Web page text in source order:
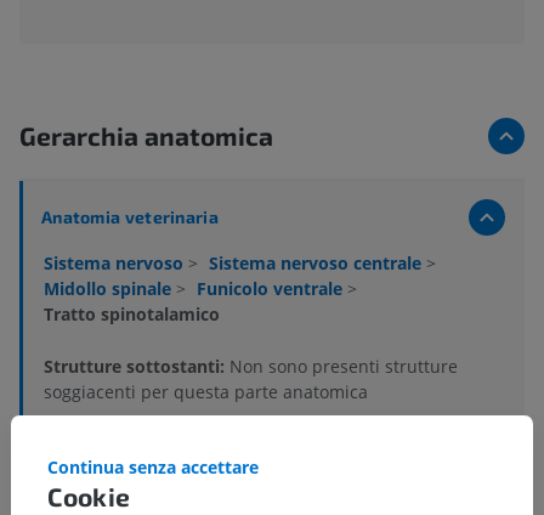
Gerarchia anatomica
Anatomia veterinaria
Sistema nervoso > Sistema nervoso centrale >
Midollo spinale > Funicolo ventrale >
Tratto spinotalamico
Strutture sottostanti: Non sono presenti strutture
soggiacenti per questa parte anatomica
Cookie
Continua senza accettare